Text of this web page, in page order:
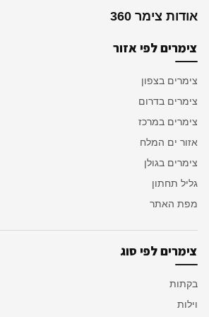
אודות צימר 360
צימרים לפי אזור
צימרים בצפון
צימרים בדרום
צימרים במרכז
אזור ים המלח
צימרים בגולן
גליל תחתון
מפת האתר
צימרים לפי סוג
בקתות
וילות